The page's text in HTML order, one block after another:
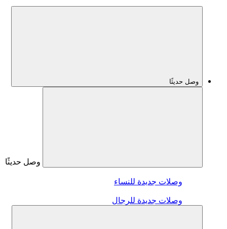
وصل حديثًا
وصل حديثًا
وصلات جديدة للنساء
وصلات جديدة للرجال